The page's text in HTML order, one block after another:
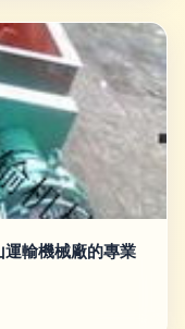
輸機械廠的專業